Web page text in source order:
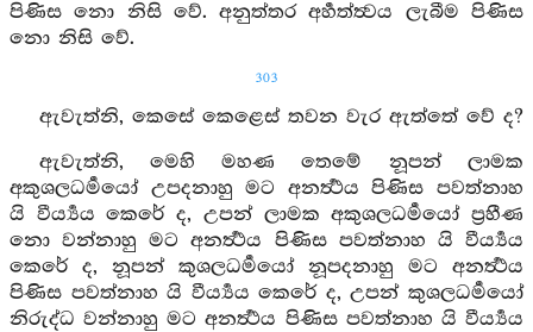
පිණිස නො නිසි වේ. අනුත්තර අර්‍හත්ත්‍වය ලැබීම පිණිස
නො නිසි වේ.
303
ඇවැත්නි, කෙසේ කෙළෙස් තවන වැර ඇත්තේ වේ ද?
ඇවැත්නි, මෙහි මහණ තෙමේ නූපන් ලාමක
අකුශලධර්‍මයෝ උපදනාහු මට අනර්‍ත්‍ථය පිණිස පවත්නාහ
යි වීර්‍ය්‍යය කෙරේ ද, උපන් ලාමක අකුශලධර්‍මයෝ ප්‍රහීණ
නො වන්නාහු මට අනර්‍ත්‍ථය පිණිස පවත්නාහ යි වීර්‍ය්‍යය
කෙරේ ද, නූපන් කුශලධර්‍මයෝ නූපදනාහු මට අනර්‍ත්‍ථය
පිණිස පවත්නාහ යි වීර්‍ය්‍යය කෙරේ ද, උපන් කුශලධර්‍මයෝ
නිරුද්ධ වන්නාහු මට අනර්‍ත්‍ථය පිණිස පවත්නාහ යි වීර්‍ය්‍යය